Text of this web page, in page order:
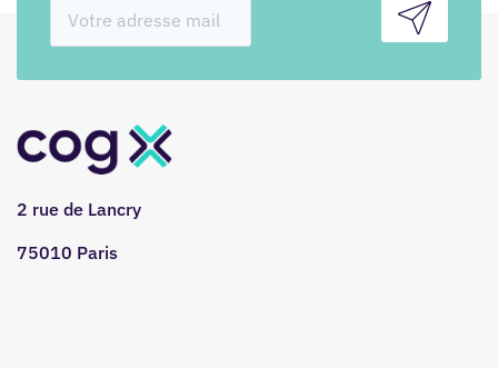
2 rue de Lancry
75010 Paris